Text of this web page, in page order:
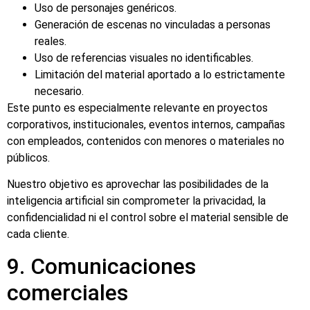
Uso de personajes genéricos.
Generación de escenas no vinculadas a personas
reales.
Uso de referencias visuales no identificables.
Limitación del material aportado a lo estrictamente
necesario.
Este punto es especialmente relevante en proyectos
corporativos, institucionales, eventos internos, campañas
con empleados, contenidos con menores o materiales no
públicos.
Nuestro objetivo es aprovechar las posibilidades de la
inteligencia artificial sin comprometer la privacidad, la
confidencialidad ni el control sobre el material sensible de
cada cliente.
9. Comunicaciones
comerciales